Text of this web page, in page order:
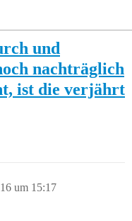
und
nachträglich
ist die verjährt
um 15:17